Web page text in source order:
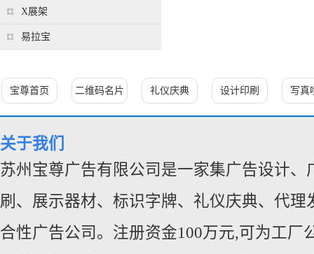
X展架
易拉宝
宝尊首页 二维码名片 礼仪庆典 设计印刷 写真
关于我们
苏州宝尊广告有限公司是一家集广告设计、
刷、展示器材、标识字牌、礼仪庆典、代理
合性广告公司。注册资金100万元,可为工厂